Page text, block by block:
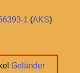
1 (AKS)
Geländer